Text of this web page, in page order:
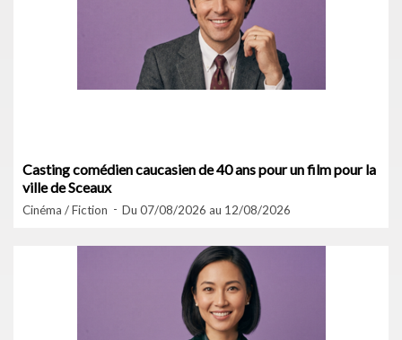
Casting comédien caucasien de 40 ans pour un film pour la
ville de Sceaux
Cinéma / Fiction Du 07/08/2026 au 12/08/2026